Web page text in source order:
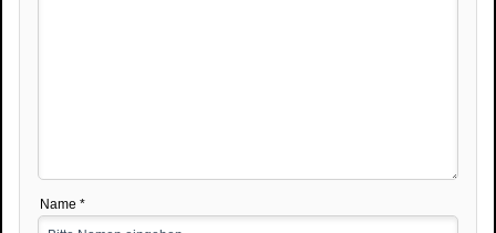
Name *